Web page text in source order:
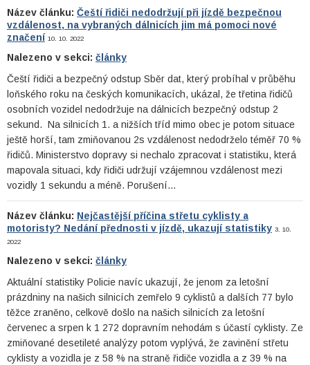
Název článku: Čeští řidiči nedodržují při jízdě bezpečnou
vzdálenost, na vybraných dálnicích jim má pomoci nové
značení 10. 10. 2022
Nalezeno v sekci: články
Čeští řidiči a bezpečný odstup Sběr dat, který probíhal v průběhu
loňského roku na českých komunikacích, ukázal, že třetina řidičů
osobních vozidel nedodržuje na dálnicích bezpečný odstup 2
sekund. Na silnicích 1. a nižších tříd mimo obec je potom situace
ještě horší, tam zmiňovanou 2s vzdálenost nedodrželo téměř 70 %
řidičů. Ministerstvo dopravy si nechalo zpracovat i statistiku, která
mapovala situaci, kdy řidiči udržují vzájemnou vzdálenost mezi
vozidly 1 sekundu a méně. Porušení…
Název článku: Nejčastější příčina střetu cyklisty a
motoristy? Nedání přednosti v jízdě, ukazují statistiky 3. 10.
2022
Nalezeno v sekci: články
Aktuální statistiky Policie navíc ukazují, že jenom za letošní
prázdniny na našich silnicích zemřelo 9 cyklistů a dalších 77 bylo
těžce zraněno, celkově došlo na našich silnicích za letošní
červenec a srpen k 1 272 dopravním nehodám s účastí cyklisty. Ze
zmiňované desetileté analýzy potom vyplývá, že zavinění střetu
cyklisty a vozidla je z 58 % na straně řidiče vozidla a z 39 % na